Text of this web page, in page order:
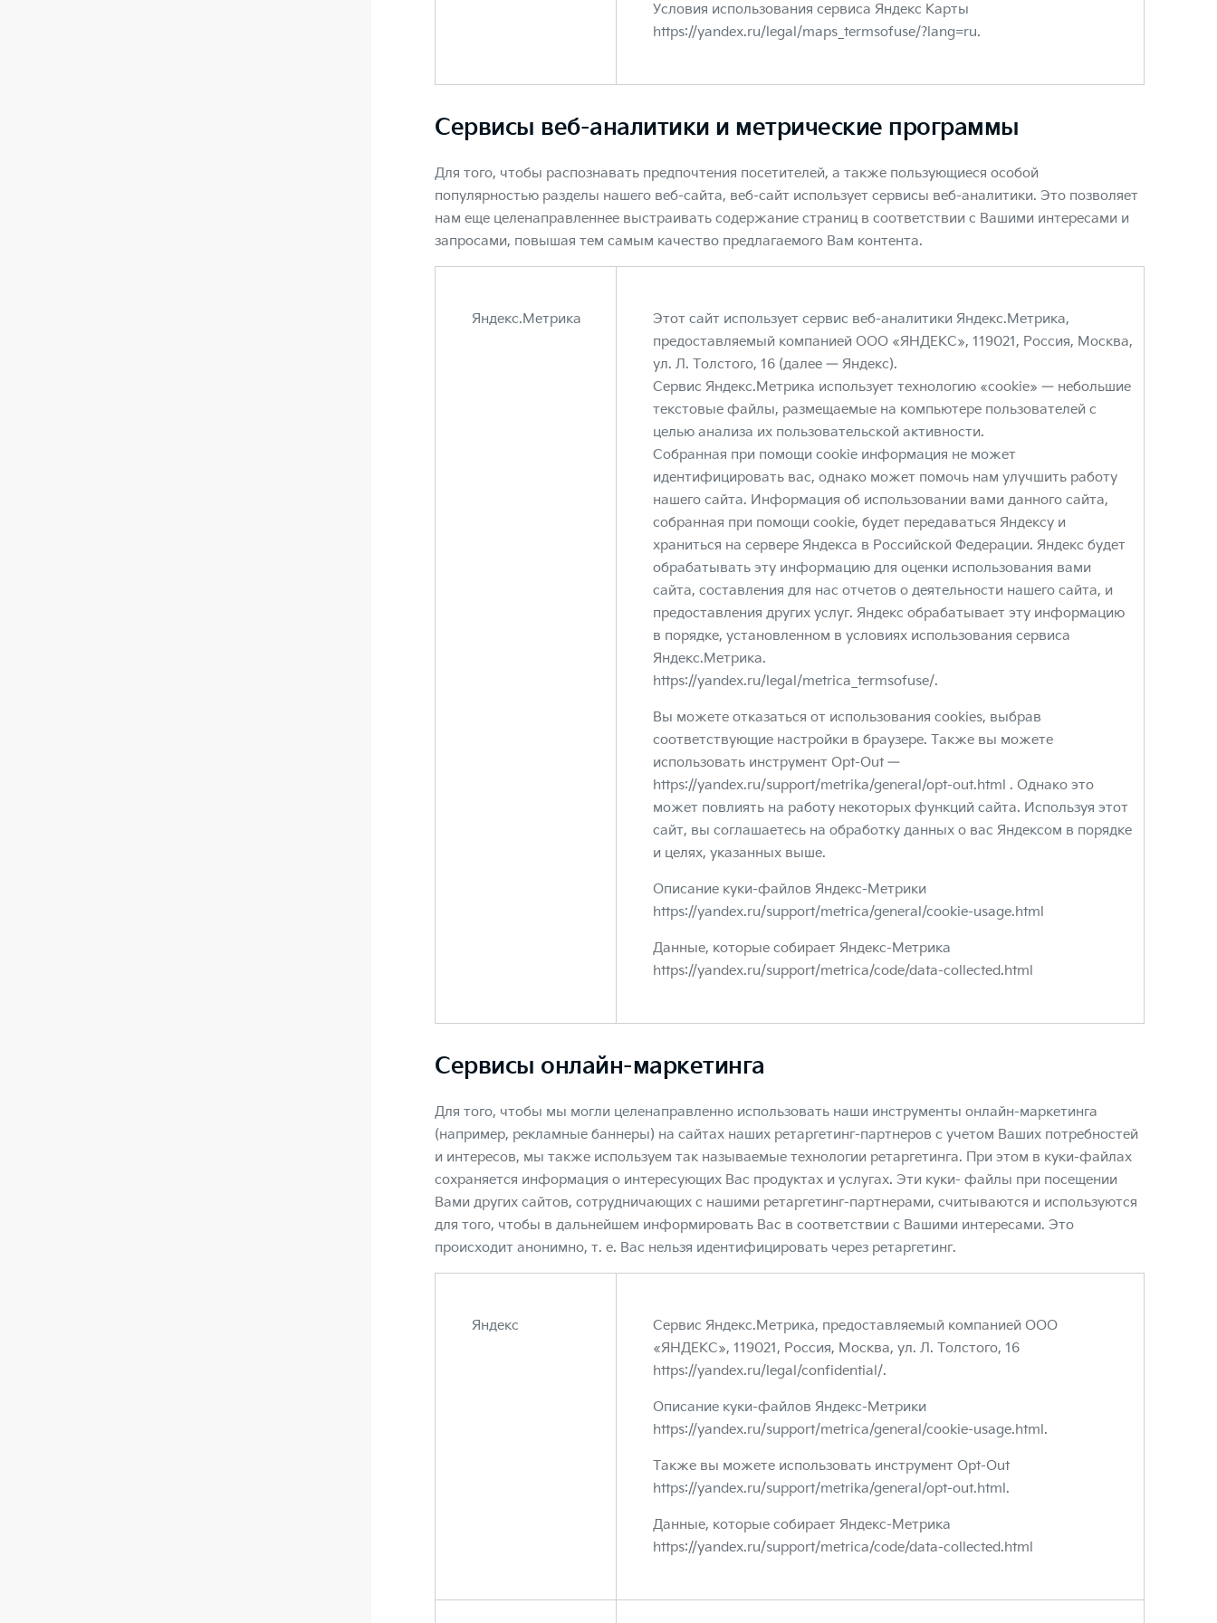
Условия использования сервиса Яндекс Карты
https://yandex.ru/legal/maps_termsofuse/?lang=ru.
Сервисы веб-аналитики и метрические программы
Для того, чтобы распознавать предпочтения посетителей, а также пользующиеся особой
популярностью разделы нашего веб-сайта, веб-сайт использует сервисы веб-аналитики. Это позволяет
нам еще целенаправленнее выстраивать содержание страниц в соответствии с Вашими интересами и
запросами, повышая тем самым качество предлагаемого Вам контента.
Яндекс.Метрика
Этот сайт использует сервис веб-аналитики Яндекс.Метрика,
предоставляемый компанией ООО «ЯНДЕКС», 119021, Россия, Москва,
ул. Л. Толстого, 16 (далее — Яндекс).
Сервис Яндекс.Метрика использует технологию «cookie» — небольшие
текстовые файлы, размещаемые на компьютере пользователей с
целью анализа их пользовательской активности.
Собранная при помощи cookie информация не может
идентифицировать вас, однако может помочь нам улучшить работу
нашего сайта. Информация об использовании вами данного сайта,
собранная при помощи cookie, будет передаваться Яндексу и
храниться на сервере Яндекса в Российской Федерации. Яндекс будет
обрабатывать эту информацию для оценки использования вами
сайта, составления для нас отчетов о деятельности нашего сайта, и
предоставления других услуг. Яндекс обрабатывает эту информацию
в порядке, установленном в условиях использования сервиса
Яндекс.Метрика.
https://yandex.ru/legal/metrica_termsofuse/.
Вы можете отказаться от использования cookies, выбрав
соответствующие настройки в браузере. Также вы можете
использовать инструмент Opt-Out —
https://yandex.ru/support/metrika/general/opt-out.html . Однако это
может повлиять на работу некоторых функций сайта. Используя этот
сайт, вы соглашаетесь на обработку данных о вас Яндексом в порядке
и целях, указанных выше.
Описание куки-файлов Яндекс-Метрики
https://yandex.ru/support/metrica/general/cookie-usage.html
Данные, которые собирает Яндекс-Метрика
https://yandex.ru/support/metrica/code/data-collected.html
Сервисы онлайн-маркетинга
Для того, чтобы мы могли целенаправленно использовать наши инструменты онлайн-маркетинга
(например, рекламные баннеры) на сайтах наших ретаргетинг-партнеров с учетом Ваших потребностей
и интересов, мы также используем так называемые технологии ретаргетинга. При этом в куки-файлах
сохраняется информация о интересующих Вас продуктах и услугах. Эти куки- файлы при посещении
Вами других сайтов, сотрудничающих с нашими ретаргетинг-партнерами, считываются и используются
для того, чтобы в дальнейшем информировать Вас в соответствии с Вашими интересами. Это
происходит анонимно, т. е. Вас нельзя идентифицировать через ретаргетинг.
Яндекс
Сервис Яндекс.Метрика, предоставляемый компанией ООО
«ЯНДЕКС», 119021, Россия, Москва, ул. Л. Толстого, 16
https://yandex.ru/legal/confidential/.
Описание куки-файлов Яндекс-Метрики
https://yandex.ru/support/metrica/general/cookie-usage.html.
Также вы можете использовать инструмент Opt-Out
https://yandex.ru/support/metrika/general/opt-out.html.
Данные, которые собирает Яндекс-Метрика
https://yandex.ru/support/metrica/code/data-collected.html